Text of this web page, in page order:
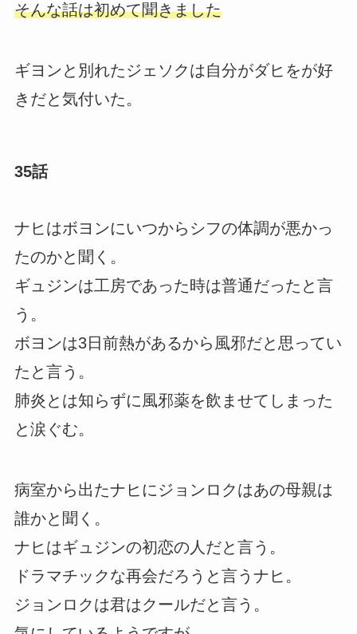
そんな話は初めて聞きました
ギヨンと別れたジェソクは自分がダヒをが好
きだと気付いた。
35話
ナヒはボヨンにいつからシフの体調が悪かっ
たのかと聞く。
ギュジンは工房であった時は普通だったと言
う。
ボヨンは3日前熱があるから風邪だと思ってい
たと言う。
肺炎とは知らずに風邪薬を飲ませてしまった
と涙ぐむ。
病室から出たナヒにジョンロクはあの母親は
誰かと聞く。
ナヒはギュジンの初恋の人だと言う。
ドラマチックな再会だろうと言うナヒ。
ジョンロクは君はクールだと言う。